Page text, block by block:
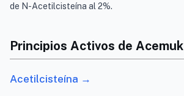
de N-Acetilcisteína al 2%.
Principios Activos de Acemuk
Acetilcisteína →